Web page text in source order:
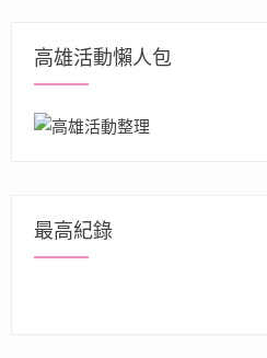
高雄活動懶人包
最高紀錄